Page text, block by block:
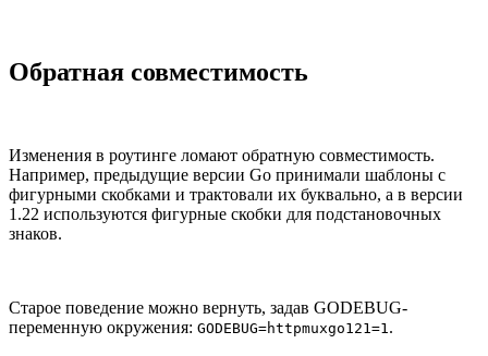
Обратная совместимость
Изменения в роутинге ломают обратную совместимость.
Например, предыдущие версии Go принимали шаблоны с
фигурными скобками и трактовали их буквально, а в версии
1.22 используются фигурные скобки для подстановочных
знаков.
Старое поведение можно вернуть, задав GODEBUG-
переменную окружения: GODEBUG=httpmuxgo121=1.